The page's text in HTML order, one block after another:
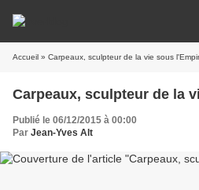
Accueil » Carpeaux, sculpteur de la vie sous
Carpeaux, sculpteur de la
Publié le 06/12/2015 à 00:00
Par Jean-Yves Alt